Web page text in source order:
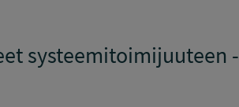
systeemitoimijuuteen -